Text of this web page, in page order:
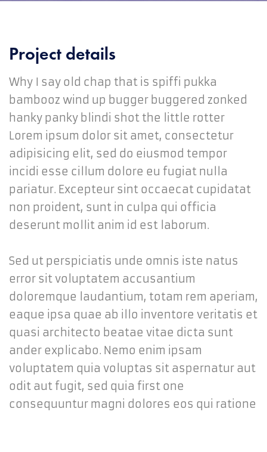
Project details
Why I say old chap that is spiffi pukka
bambooz wind up bugger buggered zonked
hanky panky blindi shot the little rotter
Lorem ipsum dolor sit amet, consectetur
adipisicing elit, sed do eiusmod tempor
incidi esse cillum dolore eu fugiat nulla
pariatur. Excepteur sint occaecat cupidatat
non proident, sunt in culpa qui officia
deserunt mollit anim id est laborum.
Sed ut perspiciatis unde omnis iste natus
error sit voluptatem accusantium
doloremque laudantium, totam rem aperiam,
eaque ipsa quae ab illo inventore veritatis et
quasi architecto beatae vitae dicta sunt
ander explicabo. Nemo enim ipsam
voluptatem quia voluptas sit aspernatur aut
odit aut fugit, sed quia first one
consequuntur magni dolores eos qui ratione